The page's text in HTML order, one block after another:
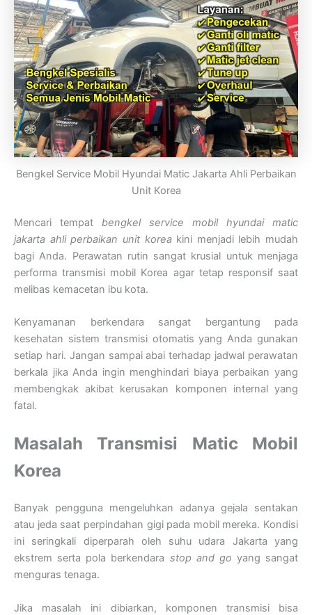
Bengkel Service Mobil Hyundai Matic Jakarta Ahli Perbaikan
Unit Korea
Mencari tempat bengkel service mobil hyundai matic
jakarta ahli perbaikan unit koreakini menjadi lebih mudah
bagi Anda. Perawatan rutin sangat krusial untuk menjaga
performa transmisi mobil Korea agar tetap responsif saat
melibas kemacetan ibu kota.
Kenyamanan berkendara sangat bergantung pada
kesehatan sistem transmisi otomatis yang Anda gunakan
setiap hari. Jangan sampai abai terhadap jadwal perawatan
berkala jika Anda ingin menghindari biaya perbaikan yang
membengkak akibat kerusakan komponen internal yang
fatal.
Masalah Transmisi Matic Mobil
Korea
Banyak pengguna mengeluhkan adanya gejala sentakan
atau jeda saat perpindahan gigi pada mobil mereka. Kondisi
ini seringkali diperparah oleh suhu udara Jakarta yang
ekstrem serta pola berkendara stop and go yang sangat
menguras tenaga.
Jika masalah ini dibiarkan, komponen transmisi bisa